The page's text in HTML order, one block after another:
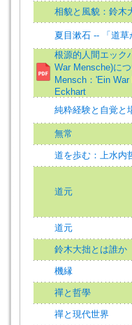
相貌と風貌：鈴木
夏目漱石 -- 「道
根源的人間エック
War Mensche)に
Mensch：'Ein
Eckhart
純粋経験と自覚と
無常
道を歩む：上水内
道元
道元
鈴木大拙とは誰か
機縁
禪と哲學
禪と現代世界